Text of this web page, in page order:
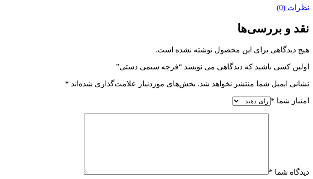
نظرات (0)
نقد و بررسی‌ها
هیچ دیدگاهی برای این محصول نوشته نشده است.
اولین کسی باشید که دیدگاهی می نویسد “فرچه سیمی دستی”
نشانی ایمیل شما منتشر نخواهد شد. بخش‌های موردنیاز علامت‌گذاری شده‌اند *
امتیاز شما *
دیدگاه شما *